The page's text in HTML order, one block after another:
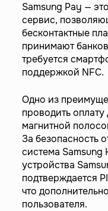
Samsung Pay —
сервис,
бесконтактные
принимают
требуется
поддержкой NFC.
Одно из
проводить
магнитной
За безопасность
система Samsung
устройства
подтверждается
что
пользователя.